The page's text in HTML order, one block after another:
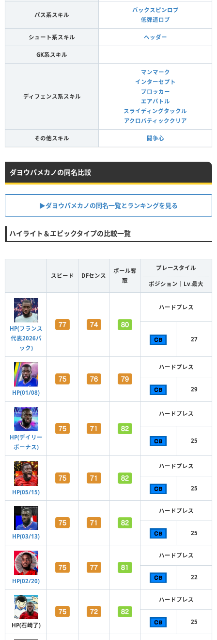
パス系スキル
バックスピンロブ
低弾道ロブ
シュート系スキル ヘッダー
GK系スキル
ディフェンス系スキル
マンマーク
インターセプト
ブロッカー
エアバトル
スライディングタックル
アクロバティッククリア
その他スキル 闘争心
ダヨウパメカノの同名比較
▶︎ダヨウパメカノの同名一覧とランキングを見る
ハイライト＆エピックタイプの比較一覧
スピード DFセンス
ボール奪
取
プレースタイル
ポジション｜Lv.最大
HP(フランス
代表2026パ
ック)
ハードプレス
27
HP(01/08)
ハードプレス
29
HP(デイリー
ボーナス)
ハードプレス
25
HP(05/15)
ハードプレス
25
HP(03/13)
ハードプレス
25
HP(02/20)
ハードプレス
22
HP(石崎了)
ハードプレス
25